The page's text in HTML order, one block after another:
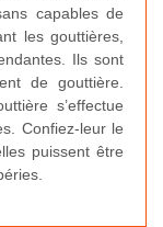
capables de
les gouttières,
Ils sont
de gouttière.
s’effectue
Confiez-leur le
puissent être